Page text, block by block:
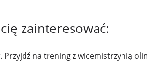
zainteresować:
Przyjdź na trening z wicemistrzynią